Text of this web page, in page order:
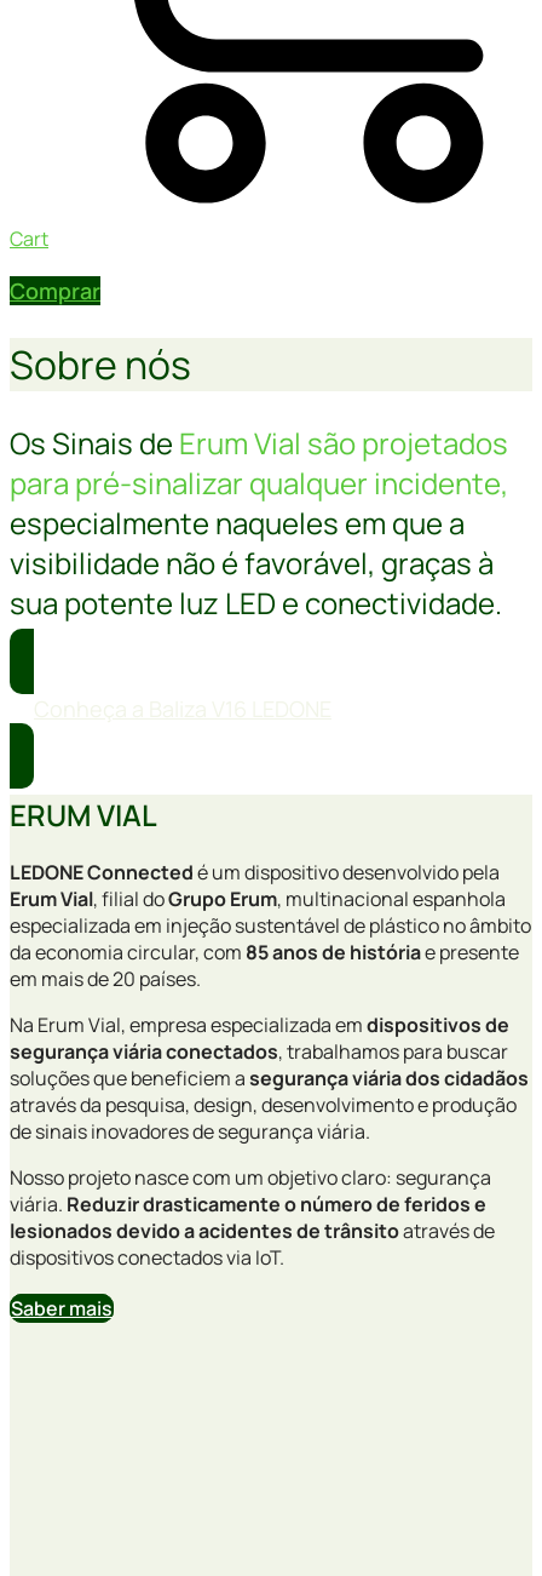
Cart
Comprar
Sobre nós
Os Sinais de Erum Vial são projetados
para pré-sinalizar qualquer incidente,
especialmente naqueles em que a
visibilidade não é favorável, graças à
sua potente luz LED e conectividade.
ERUM VIAL
LEDONE Connectedé um dispositivo desenvolvido pela
Erum Vial, filial doGrupo Erum, multinacional espanhola
especializada em injeção sustentável de plástico no âmbito
da economia circular, com 85 anos de históriae presente
em mais de 20 países.
Na Erum Vial, empresa especializada emdispositivos de
segurança viária conectados, trabalhamos para buscar
soluções que beneficiem asegurança viária dos cidadãos
através da pesquisa, design, desenvolvimento e produção
de sinais inovadores de segurança viária.
Nosso projeto nasce com um objetivo claro: segurança
viária. Reduzir drasticamente o número de feridos e
lesionados devido a acidentes de trânsitoatravés de
dispositivos conectados via IoT.
Saber mais